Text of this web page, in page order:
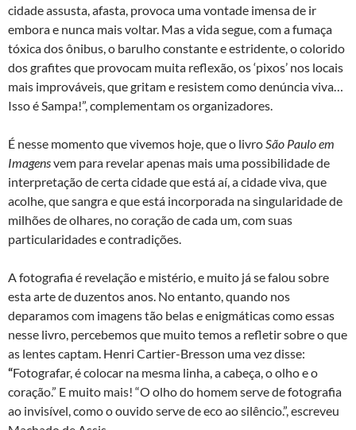
cidade assusta, afasta, provoca uma vontade imensa de ir
embora e nunca mais voltar. Mas a vida segue, com a fumaça
tóxica dos ônibus, o barulho constante e estridente, o colorido
dos grafites que provocam muita reflexão, os ‘pixos’ nos locais
mais improváveis, que gritam e resistem como denúncia viva…
Isso é Sampa!”, complementam os organizadores.
É nesse momento que vivemos hoje, que o livroSão Paulo em
Imagensvem para revelar apenas mais uma possibilidade de
interpretação de certa cidade que está aí, a cidade viva, que
acolhe, que sangra e que está incorporada na singularidade de
milhões de olhares, no coração de cada um, com suas
particularidades e contradições.
A fotografia é revelação e mistério, e muito já se falou sobre
esta arte de duzentos anos. No entanto, quando nos
deparamos com imagens tão belas e enigmáticas como essas
nesse livro, percebemos que muito temos a refletir sobre o que
as lentes captam. Henri Cartier-Bresson uma vez disse:
“Fotografar, é colocar na mesma linha, a cabeça, o olho e o
coração.” E muito mais! “O olho do homem serve de fotografia
ao invisível, como o ouvido serve de eco ao silêncio.”, escreveu